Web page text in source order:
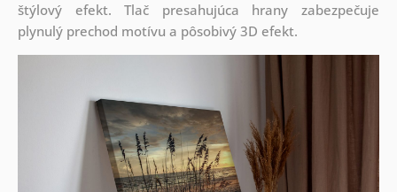
štýlový efekt. Tlač presahujúca hrany zabezpečuje
plynulý prechod motívu a pôsobivý 3D efekt.